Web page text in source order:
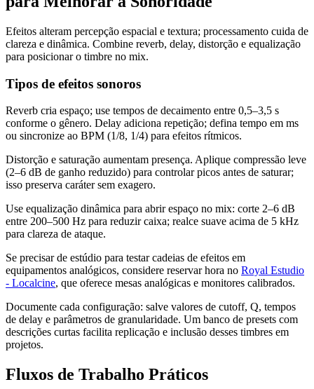
Efeitos alteram percepção espacial e textura; processamento cuida de
clareza e dinâmica. Combine reverb, delay, distorção e equalização
para posicionar o timbre no mix.
Tipos de efeitos sonoros
Reverb cria espaço; use tempos de decaimento entre 0,5–3,5 s
conforme o gênero. Delay adiciona repetição; defina tempo em ms
ou sincronize ao BPM (1/8, 1/4) para efeitos rítmicos.
Distorção e saturação aumentam presença. Aplique compressão leve
(2–6 dB de ganho reduzido) para controlar picos antes de saturar;
isso preserva caráter sem exagero.
Use equalização dinâmica para abrir espaço no mix: corte 2–6 dB
entre 200–500 Hz para reduzir caixa; realce suave acima de 5 kHz
para clareza de ataque.
Se precisar de estúdio para testar cadeias de efeitos em
equipamentos analógicos, considere reservar hora no Royal Estudio
- Localcine, que oferece mesas analógicas e monitores calibrados.
Documente cada configuração: salve valores de cutoff, Q, tempos
de delay e parâmetros de granularidade. Um banco de presets com
descrições curtas facilita replicação e inclusão desses timbres em
projetos.
Fluxos de Trabalho Práticos